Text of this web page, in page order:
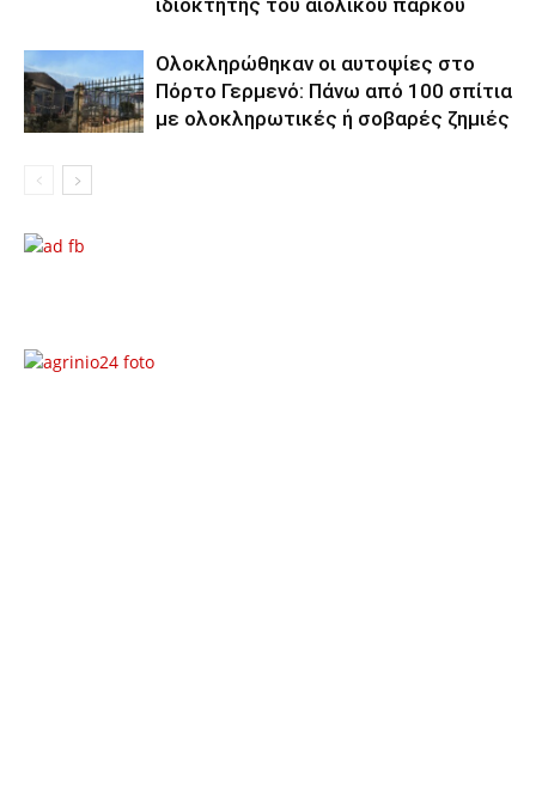
Ολοκληρώθηκαν οι αυτοψίες στο
Πόρτο Γερμενό: Πάνω από 100 σπίτια
με ολοκληρωτικές ή σοβαρές ζημιές